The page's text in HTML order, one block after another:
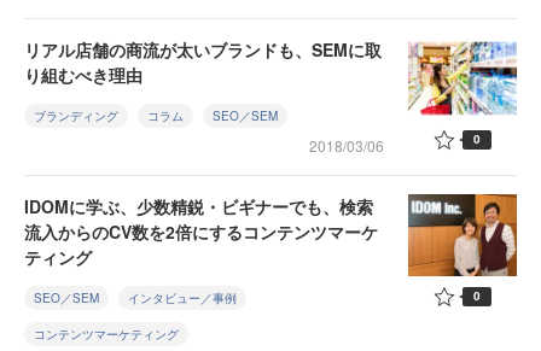
リアル店舗の商流が太いブランドも、SEMに取
り組むべき理由
ブランディング コラム SEO／SEM
2018/03/06 0
IDOMに学ぶ、少数精鋭・ビギナーでも、検索
流入からのCV数を2倍にするコンテンツマーケ
ティング
SEO／SEM インタビュー／事例
コンテンツマーケティング
0